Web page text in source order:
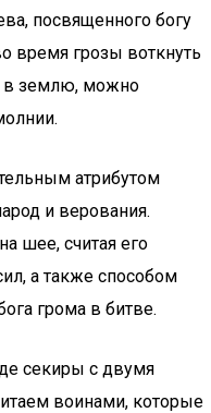
посвященного богу
время грозы воткнуть
в землю, можно
атрибутом
и верования.
шее, считая его
а также способом
грома в битве.
секиры с двумя
воинами, которые